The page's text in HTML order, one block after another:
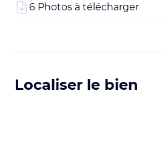
6 Photos à télécharger
Localiser le bien